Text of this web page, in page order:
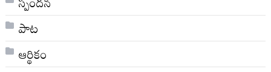
పాట
ఆర్థికం